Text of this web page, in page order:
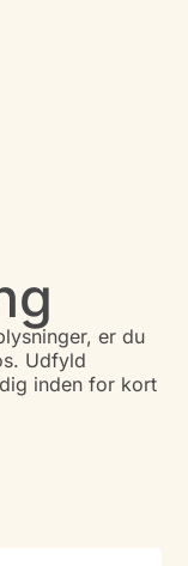
er du
Udfyld
inden for kort